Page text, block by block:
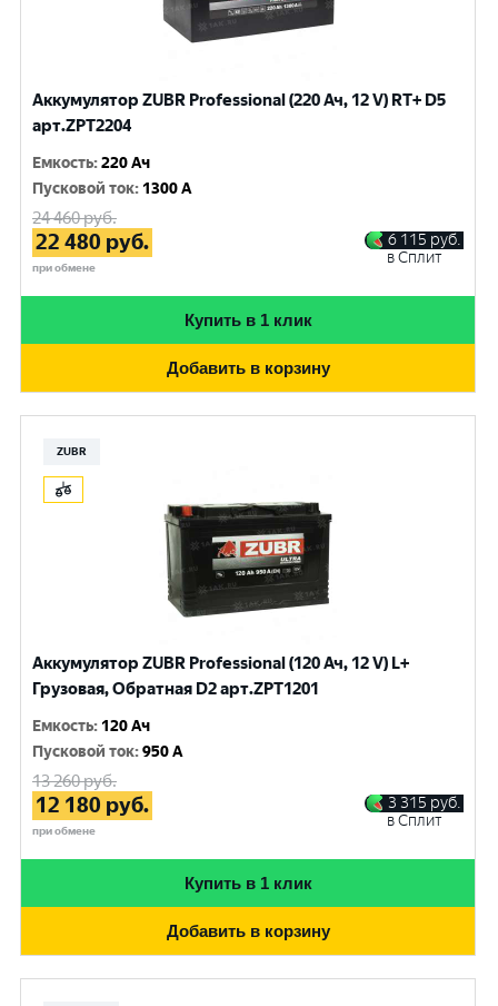
Аккумулятор ZUBR Professional (220 Ач, 12 V) RT+ D5
арт.ZPT2204
Емкость:220 Ач
Пусковой ток: 1300 A
24 460руб.
22 480 руб.
при обмене
6 115 руб.
в Сплит
Купить в 1 клик
Добавить в корзину
ZUBR
Аккумулятор ZUBR Professional (120 Ач, 12 V) L+
Грузовая, Обратная D2 арт.ZPT1201
Емкость: 120 Ач
Пусковой ток:950 A
13 260руб.
12 180 руб.
при обмене
3 315 руб.
в Сплит
Купить в 1 клик
Добавить в корзину